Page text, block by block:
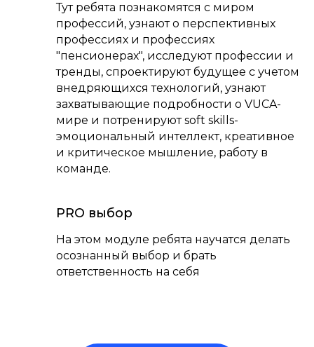
Тут ребята познакомятся с миром
профессий, узнают о перспективных
профессиях и профессиях
"пенсионерах", исследуют профессии и
тренды, спроектируют будущее с учетом
внедряющихся технологий, узнают
захватывающие подробности о VUCA-
мире и потренируют soft skills-
эмоциональный интеллект, креативное
и критическое мышление, работу в
команде.
PRO выбор
На этом модуле ребята научатся делать
осознанный выбор и брать
ответственность на себя